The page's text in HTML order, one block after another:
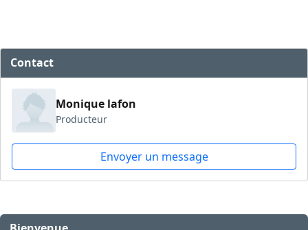
Contact
Monique lafon
Producteur
Envoyer un message